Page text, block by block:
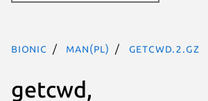
bionic man(pl) getcwd.2.gz
getcwd,